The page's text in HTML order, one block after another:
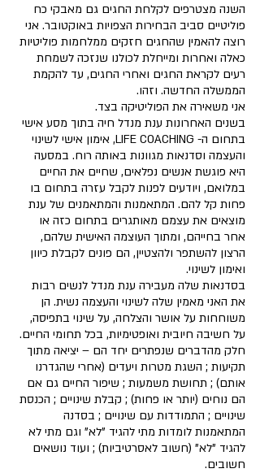
השנה מצטרפים לקלחת החגים גם מאבקי כח
פוליטיים סביב הבחירות הצפויות באוקטובר. אני
רוצה להאמין שהחגים חזקים ממלחמות פוליטיות
כאלה ואחרות ומייחלת לכולנו שנזכה לשמחת
רעים לקראת החגים ואחרי החגים, עד להקמת
הממשלה החדשה. וזהו.
אני משאירה את הפוליטיקה בצד.
בשנים האחרונות ענת מנדל חיה בתוך מסע אישי
בתחום ה- LIFE COACHING, אימון אישי לשינוי
והעצמה וסדנאות מגוונות באותה רוח. במסעה
היא פוגשת אנשים נפלאים, שחיים את החיים
במלואם, ויודעים לפנות לקבל עזרה בתחום בו
פחות קל להם. המתאמנות והמתאמנים של ענת
מוצאים את עצמם מאותגרים בתחום כזה או
אחר בחייהם, ומתוך העוצמה האישית שלהם,
הרצון להשתפר ולהצטיין, הם פונים לקבלת כיוון
ואימון לשינוי.
בסדנאות שלה מעבירה ענת מנדל לנשים רבות
את האני מאמין שלה לשינוי והעצמה נשית. הן
משוחחות על אושר והצלחה, על שינוי בתפיסה,
על חשיבה חיובית ואופטימיות, בכל תחומי החיים.
חלק מהדברים שנפתרים יחד הם – יציאה מתוך
תקיעות ; השגת מטרות ויעדים (אחרי שהגדרנו
אותם) ; תחושת משמעות ; שיפור החיים גם אם
הם נוחים (יותר או פחות) ; קבלת שינויים ; הכנסת
שינויים ; התמודדות עם שינויים ; בסדנה
המתאמנות לומדות מתי להגיד "לא" וגם מתי לא
להגיד "לא" (חשוב לאסרטיביות) ; ועוד נושאים
חשובים.